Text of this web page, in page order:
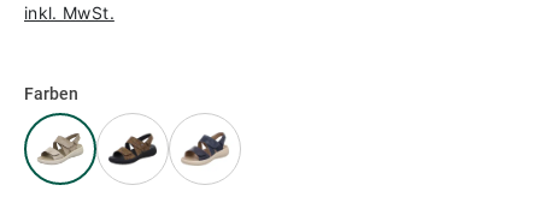
inkl. MwSt.
Farben